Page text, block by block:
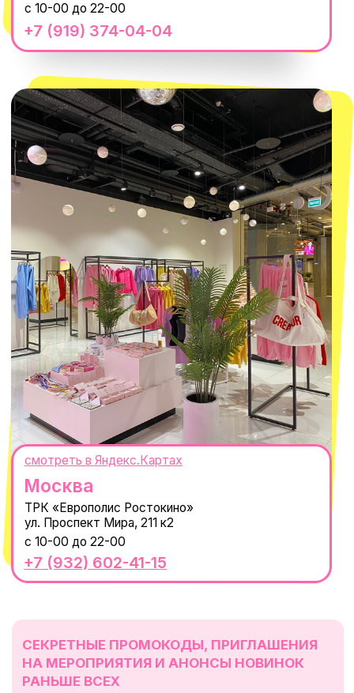
ИП Проворный Алексей Алексеевич
ИНН 667114098580
ОГРНИП 320665800076581
8 800 550-06-92
macrocosm_store@mail.ru
КОНТАКТЫ
Size guide
Обмен и возврат
Вакансии
Реквизиты
Магазины
Наши проекты
Новости
© 2021-2025 Macrocosm ®
Оферта
Пользовательское соглашение
Политика обработки персональных